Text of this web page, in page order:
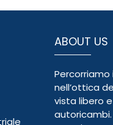
ABOUT US
nell’ottica
vista libero
autoricambi.